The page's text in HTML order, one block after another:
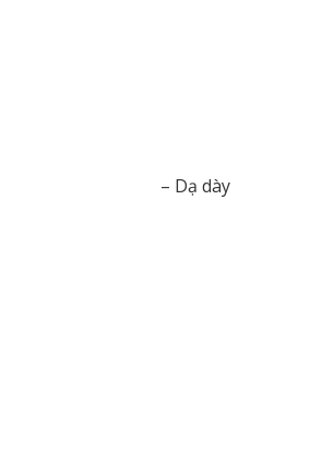
– Dạ dày